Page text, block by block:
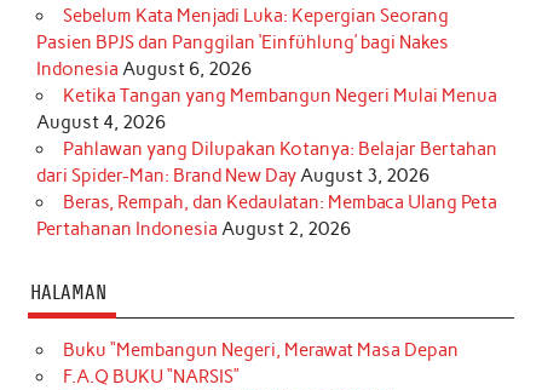
Sebelum Kata Menjadi Luka: Kepergian Seorang
Pasien BPJS dan Panggilan ‘Einfühlung’ bagi Nakes
Indonesia August 6, 2026
Ketika Tangan yang Membangun Negeri Mulai Menua
August 4, 2026
Pahlawan yang Dilupakan Kotanya: Belajar Bertahan
dari Spider-Man: Brand New DayAugust 3, 2026
Beras, Rempah, dan Kedaulatan: Membaca Ulang Peta
Pertahanan Indonesia August 2, 2026
HALAMAN
Buku “Membangun Negeri, Merawat Masa Depan
F.A.Q BUKU “NARSIS”